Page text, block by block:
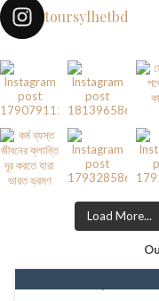
toursylhetbd
Load More...